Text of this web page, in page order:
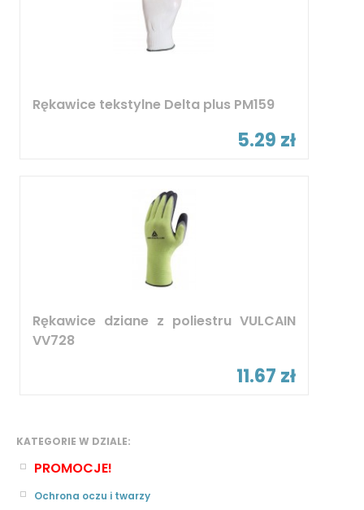
KATEGORIE W DZIALE:
PROMOCJE!
Ochrona oczu i twarzy
Rękawice tekstylne Delta plus PM159
5.29 zł
Rękawice dziane z poliestru VULCAIN
VV728
11.67 zł